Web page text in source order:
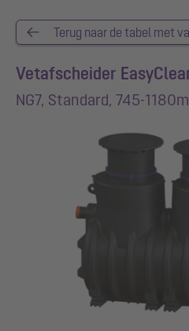
Terug naar de tabel met
Vetafscheider
NG7, Standard, 745-